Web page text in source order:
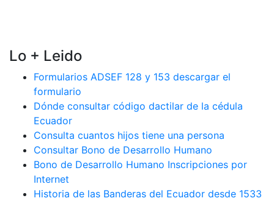
Lo + Leido
Formularios ADSEF 128 y 153 descargar el
formulario
Dónde consultar código dactilar de la cédula
Ecuador
Consulta cuantos hijos tiene una persona
Consultar Bono de Desarrollo Humano
Bono de Desarrollo Humano Inscripciones por
Internet
Historia de las Banderas del Ecuador desde 1533